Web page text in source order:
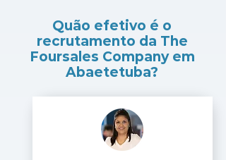
Quão efetivo é o
recrutamento da The
Foursales Company em
Abaetetuba?